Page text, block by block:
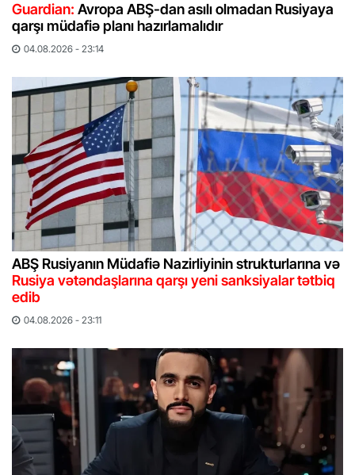
Guardian: Avropa ABŞ-dan asılı olmadan Rusiyaya
qarşı müdafiə planı hazırlamalıdır
04.08.2026 - 23:14
ABŞ Rusiyanın Müdafiə Nazirliyinin strukturlarına və
Rusiya vətəndaşlarına qarşı yeni sanksiyalar tətbiq
edib
04.08.2026 - 23:11